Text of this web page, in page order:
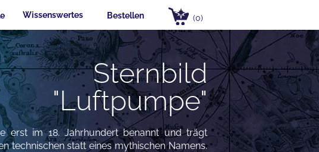
Wissenswertes Bestellen (0)
Sternbild
"Luftpumpe"
erst im 18. Jahrhundert benannt und trägt
technischen statt eines mythischen Namens.